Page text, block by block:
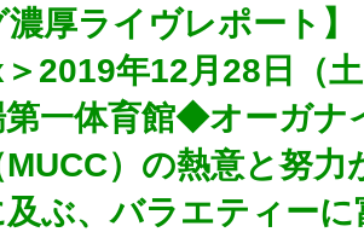
濃厚ライヴレポート
2019年12月28日（
第一体育館◆オーガナ
）の熱意と努力
及ぶ、バラエティー